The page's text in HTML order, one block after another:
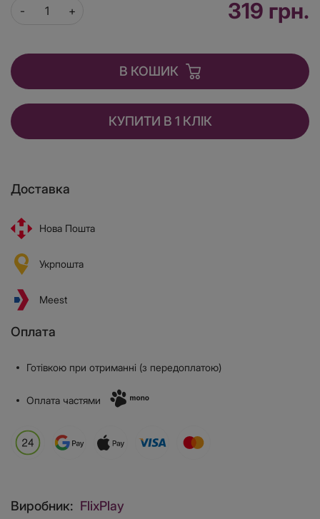
319 грн.
В КОШИК
КУПИТИ В 1 КЛІК
Доставка
Нова Пошта
Укрпошта
Meest
Оплата
Готівкою при отриманні (з передоплатою)
Оплата частями
Виробник: FlixPlay